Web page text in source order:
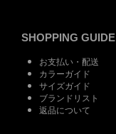
SHOPPING GUIDE
お支払い・配送
カラーガイド
サイズガイド
ブランドリスト
返品について